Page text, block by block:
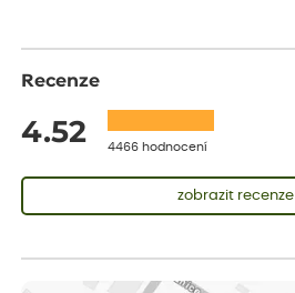
Recenze
4.52 4466 hodnocení
zobrazit recenze